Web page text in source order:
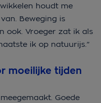
houdt me
Beweging is
ook. Vroeger zat ik als
ik op natuurijs.”
moeilijke tijden
Goede